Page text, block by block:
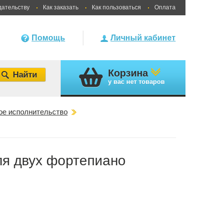
Как заказать Как пользоваться Оплата
Личный кабинет
Помощь
Корзина
у вас нет товаров
исполнительство
двух фортепиано